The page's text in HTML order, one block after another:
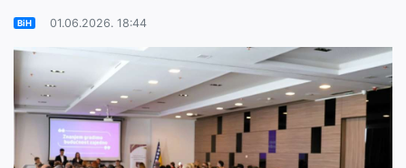
BiH 01.06.2026. 18:44